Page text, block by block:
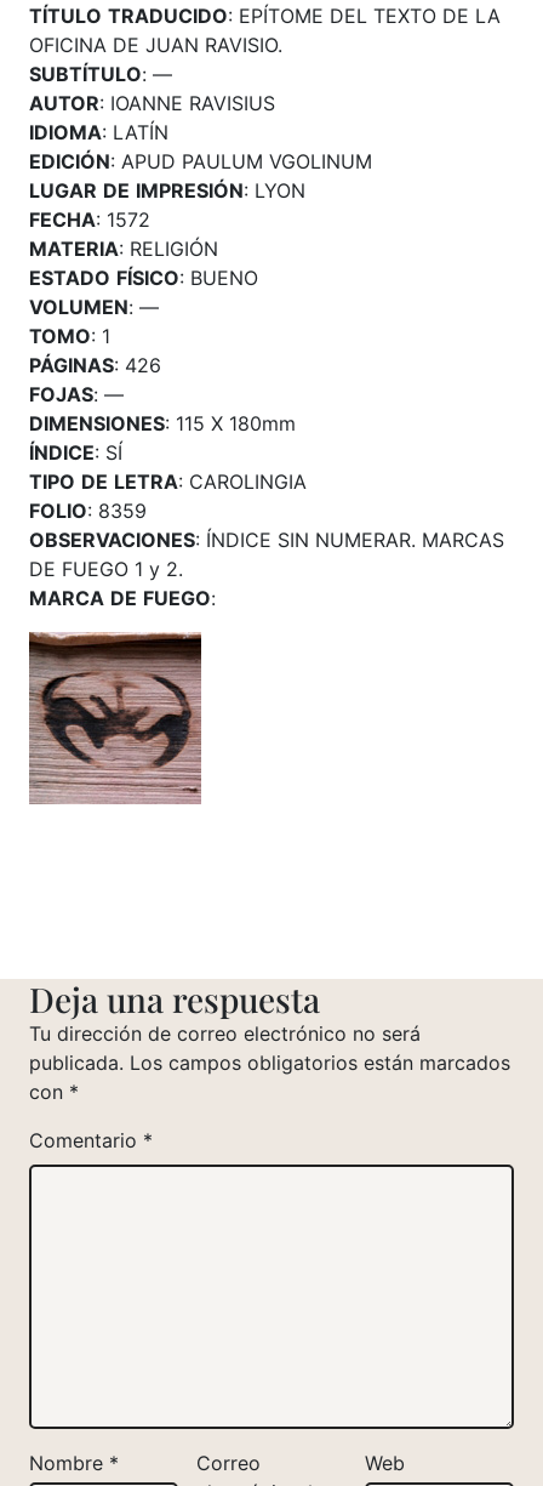
TÍTULO TRADUCIDO: EPÍTOME DEL TEXTO DE LA
OFICINA DE JUAN RAVISIO.
SUBTÍTULO: —
AUTOR: IOANNE RAVISIUS
IDIOMA: LATÍN
EDICIÓN: APUD PAULUM VGOLINUM
LUGAR DE IMPRESIÓN: LYON
FECHA: 1572
MATERIA: RELIGIÓN
ESTADO FÍSICO: BUENO
VOLUMEN: —
TOMO: 1
PÁGINAS: 426
FOJAS: —
DIMENSIONES: 115 X 180mm
ÍNDICE: SÍ
TIPO DE LETRA: CAROLINGIA
FOLIO: 8359
OBSERVACIONES: ÍNDICE SIN NUMERAR. MARCAS
DE FUEGO 1 y 2.
MARCA DE FUEGO:
Deja una respuesta
Tu dirección de correo electrónico no será
publicada. Los campos obligatorios están marcados
con *
Comentario *
Nombre *
Correo
Web